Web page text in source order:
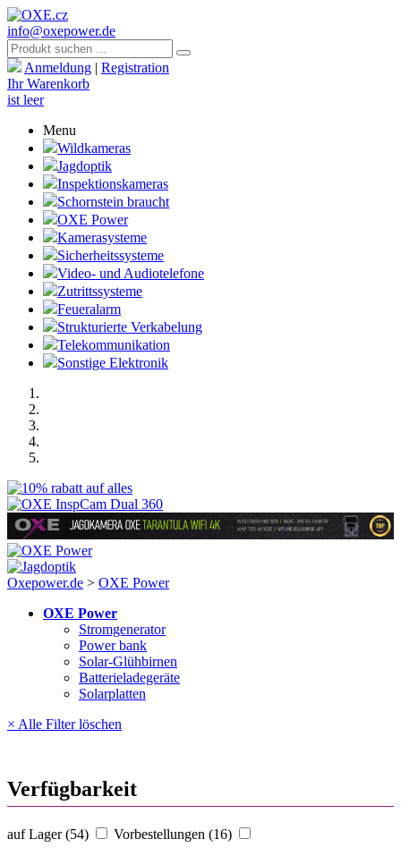
info@oxepower.de
Anmeldung | Registration
Ihr Warenkorb
ist leer
Menu
Wildkameras
Jagdoptik
Inspektionskameras
Schornstein braucht
OXE Power
Kamerasysteme
Sicherheitssysteme
Video- und Audiotelefone
Zutrittssysteme
Feueralarm
Strukturierte Verkabelung
Telekommunikation
Sonstige Elektronik
Oxepower.de > OXE Power
OXE Power
Stromgenerator
Power bank
Solar-Glühbirnen
Batterieladegeräte
Solarplatten
× Alle Filter löschen
Verfügbarkeit
auf Lager (54) Vorbestellungen (16)